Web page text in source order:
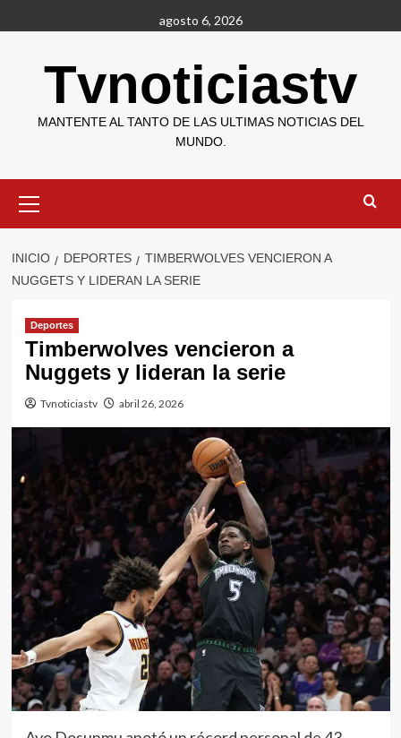
al
agosto 6, 2026
Tvnoticiastv
MANTENTE AL TANTO DE LAS ULTIMAS NOTICIAS DEL
MUNDO.
primario
INICIO DEPORTES
TIMBERWOLVES VENCIERON A
NUGGETS Y LIDERAN LA SERIE
Deportes
Timberwolves vencieron a
Nuggets y lideran la serie
Tvnoticiastv abril 26, 2026